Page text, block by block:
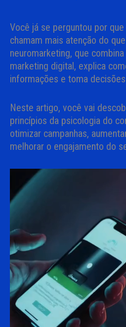
Você já se perguntou por que
chamam mais atenção do
neuromarketing, que
marketing digital, explica
informações e toma
Neste artigo, você vai
princípios da psicologia do
otimizar campanhas,
melhorar o engajamento do